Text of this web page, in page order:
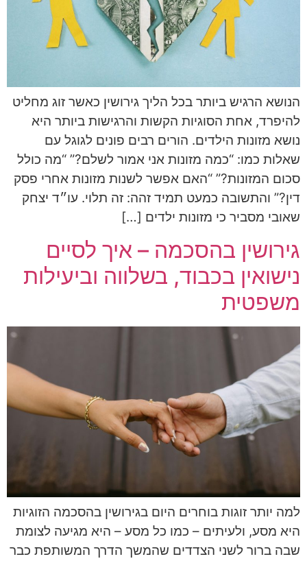
הנושא הרגיש ביותר בכל הליך גירושין כאשר זוג מחליט
להיפרד, אחת הסוגיות הקשות והרגישות ביותר היא
נושא מזונות הילדים. הורים רבים פונים לגוגל עם
שאלות כמו: “כמה מזונות אני אמור לשלם?” “מה כולל
סכום המזונות?” “האם אפשר לשנות מזונות אחרי פסק
דין?” והתשובה כמעט תמיד זהה: זה תלוי. עו״ד יצחק
שאובי מסביר כי מזונות ילדים […]
גירושין בהסכמה – איך לסיים
נישואין בכבוד, בשלווה וביעילות
משפטית
למה יותר זוגות בוחרים היום בגירושין בהסכמה הזוגיות
היא מסע, ולעיתים – כמו כל מסע – היא מגיעה לצומת
שבה ברור לשני הצדדים שהמשך הדרך המשותפת כבר